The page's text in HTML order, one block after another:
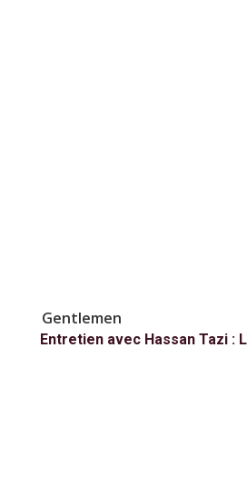
Gentlemen
Entretien avec Hassan Tazi :